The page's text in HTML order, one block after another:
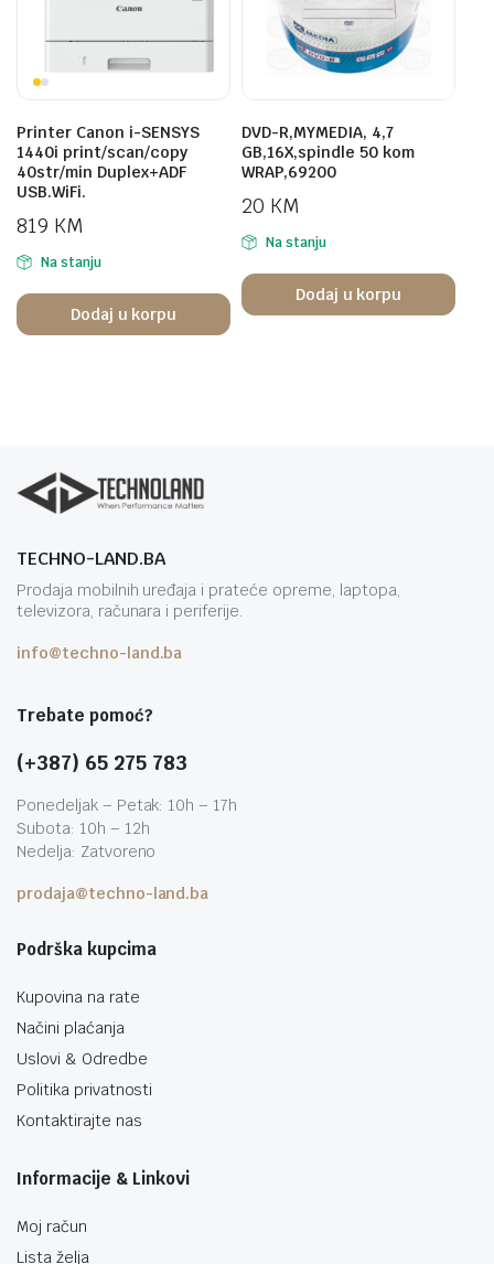
Printer Canon i-SENSYS
1440i print/scan/copy
40str/min Duplex+ADF
USB.WiFi.
819 KM
Na stanju
Dodaj u korpu
DVD-R,MYMEDIA, 4,7
GB,16X,spindle 50 kom
WRAP,69200
20 KM
Na stanju
Dodaj u korpu
TECHNO-LAND.BA
Prodaja mobilnih uređaja i prateće opreme, laptopa,
televizora, računara i periferije.
info@techno-land.ba
Trebate pomoć?
(+387) 65 275 783
Ponedeljak – Petak: 10h – 17h
Subota: 10h – 12h
Nedelja: Zatvoreno
prodaja@techno-land.ba
Podrška kupcima
Kupovina na rate
Načini plaćanja
Uslovi & Odredbe
Politika privatnosti
Kontaktirajte nas
Informacije & Linkovi
Moj račun
Lista želja